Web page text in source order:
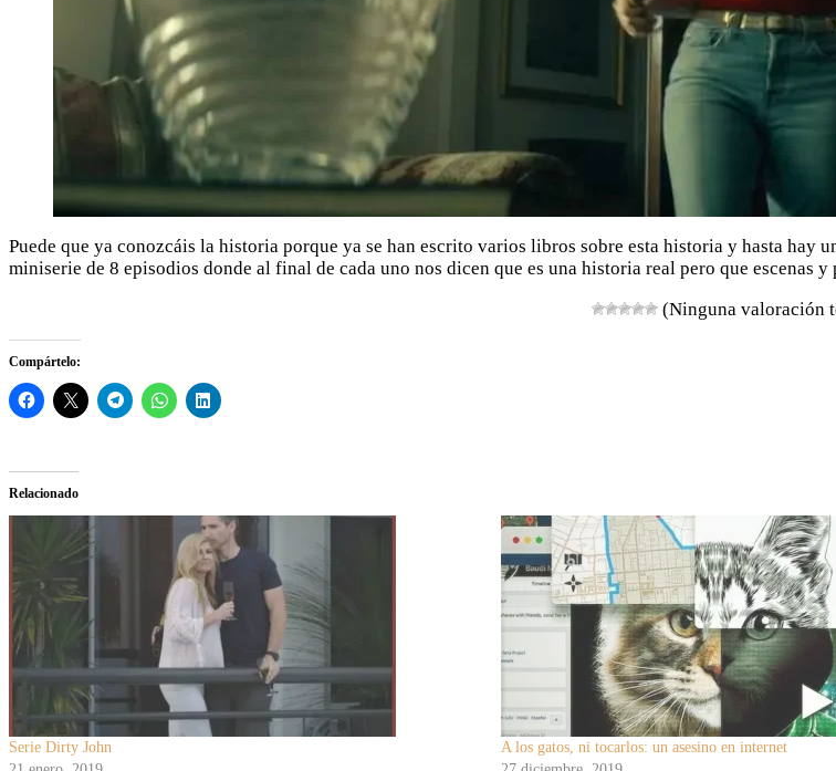
Puede que ya conozcáis la historia porque ya se han escrito varios libros sobre esta historia y hasta hay
miniserie de 8 episodios donde al final de cada uno nos dicen que es una historia real pero que escenas
(Ninguna valoración
Compártelo:
Relacionado
Serie Dirty John
A los gatos, ni tocarlos: un asesino en internet